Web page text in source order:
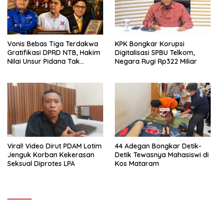
Vonis Bebas Tiga Terdakwa
Gratifikasi DPRD NTB, Hakim
Nilai Unsur Pidana Tak
KPK Bongkar Korupsi
Digitalisasi SPBU Telkom,
Negara Rugi Rp322 Miliar
Viral! Video Dirut PDAM Lotim
Jenguk Korban Kekerasan
Seksual Diprotes LPA
44 Adegan Bongkar Detik-
Detik Tewasnya Mahasiswi di
Kos Mataram